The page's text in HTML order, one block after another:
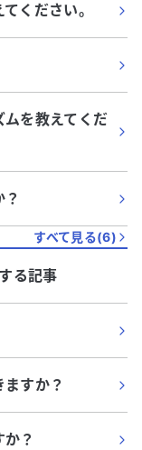
ください。
を教えてくだ
すべて見る(6)
る記事
すか？
？